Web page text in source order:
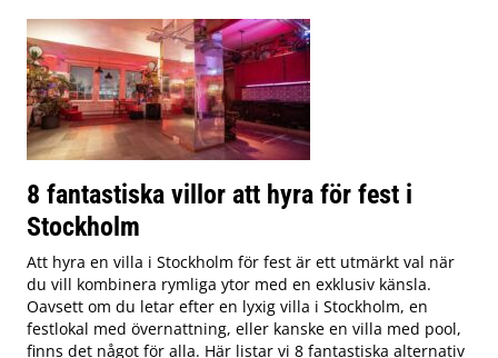
8 fantastiska villor att hyra för fest i
Stockholm
Att hyra en villa i Stockholm för fest är ett utmärkt val när
du vill kombinera rymliga ytor med en exklusiv känsla.
Oavsett om du letar efter en lyxig villa i Stockholm, en
festlokal med övernattning, eller kanske en villa med pool,
finns det något för alla. Här listar vi 8 fantastiska alternativ